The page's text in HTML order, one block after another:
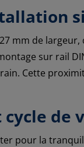
mm de largeur,
sur rail
Cette
de
pour la